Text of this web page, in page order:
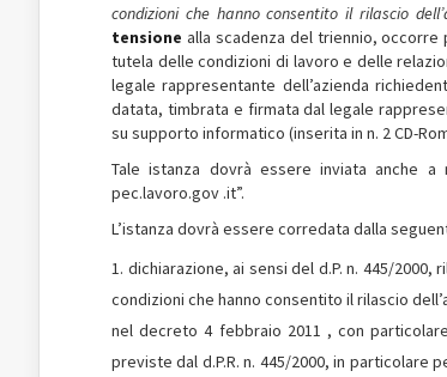
condizioni che hanno consentito il rilascio
tensione alla scadenza del triennio,
tutela delle condizioni di lavoro e delle
legale rappresentante dell’azienda
datata, timbrata e firmata dal legale
su supporto informatico (inserita in n. 2 CD-
Tale istanza dovrà essere inviata anche
pec.lavoro.gov .it”.
L’istanza dovrà essere corredata dalla
dichiarazione, ai sensi del d.P. n. 445/
condizioni che hanno consentito il rilascio
nel decreto 4 febbraio 2011 , con
previste dal d.P.R. n. 445/2000, in